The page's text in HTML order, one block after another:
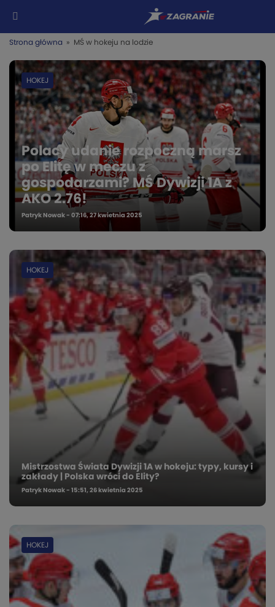
Strona główna » MŚ w hokeju na lodzie
Polacy udanie rozpoczną marsz
po Elitę w meczu z
gospodarzami? MŚ Dywizji 1A z
AKO 2.76!
Patryk Nowak - 07:16, 27 kwietnia 2025
HOKEJ
Mistrzostwa Świata Dywizji 1A w hokeju: typy, kursy i
zakłady | Polska wróci do Elity?
Patryk Nowak - 15:51, 26 kwietnia 2025
HOKEJ
HOKEJ